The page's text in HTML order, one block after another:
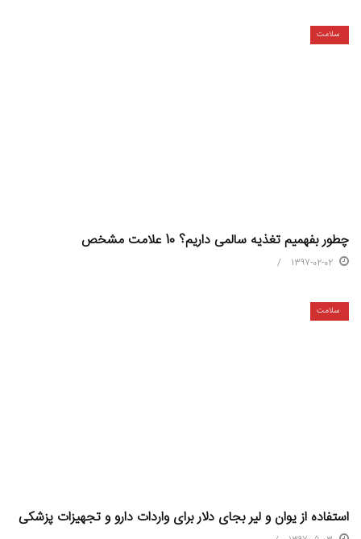
سلامت
چطور بفهمیم تغذیه سالمی داریم؟ 10 علامت مشخص
1397-02-02
سلامت
استفاده از یوان و لیر بجای دلار برای واردات دارو و تجهیزات پزشکی